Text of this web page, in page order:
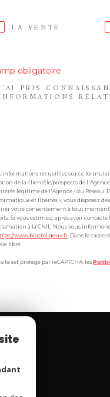
LA VENTE
PRIS
obligatoire
informations recueillies sur ce
de la clientèle/prospects de
légitime de l'Agence / du Réseau.
et libertés », vous disposez
votre consentement à tout moment
Si vous estimez, après avoir contacté
à la CNIL. Nous vous
www.bloctel.gouv.fr. Dans le cadre
libre.
site est protégé par reCAPTCHA, les